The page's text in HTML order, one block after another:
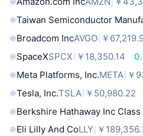
Taiwan Semiconductor
Broadcom IncAVGO ￥
SpaceXSPCX ￥18,350.14
Meta Platforms, Inc.META ￥
Tesla, Inc.TSLA ￥50,980.22
Berkshire Hathaway Inc Class
Eli Lilly And CoLLY ￥